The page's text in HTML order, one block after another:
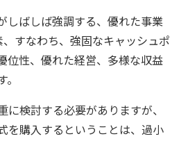
しばしば強調する、優れた事業
すなわち、強固なキャッシュポ
位性、優れた経営、多様な収益
に検討する必要がありますが、
を購入するということは、過小